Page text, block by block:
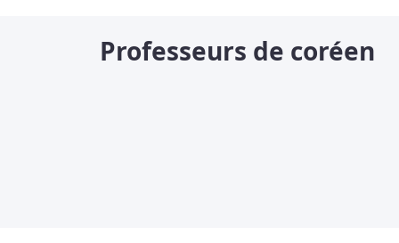
Professeurs de coréen